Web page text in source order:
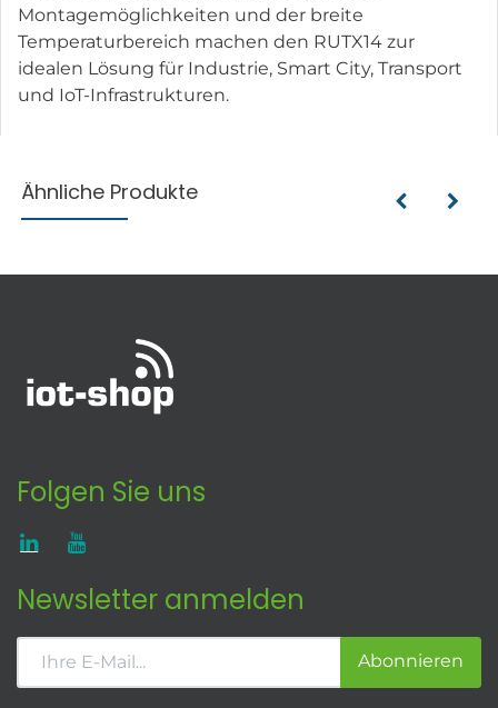
Montagemöglichkeiten und der breite
Temperaturbereich machen den RUTX14 zur
idealen Lösung für Industrie, Smart City, Transport
und IoT-Infrastrukturen.
Ähnliche Produkte
Folgen Sie uns
Newsletter anmelden
Abonnieren